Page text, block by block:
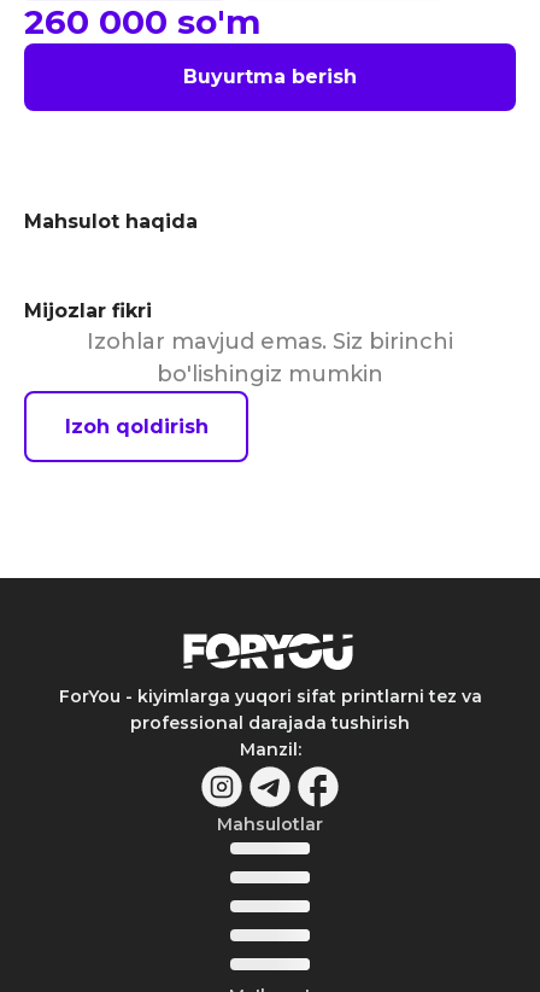
260 000 so'm
Buyurtma berish
Mahsulot haqida
Mijozlar fikri
Izohlar mavjud emas. Siz birinchi
bo'lishingiz mumkin
Izoh qoldirish
ForYou - kiyimlarga yuqori sifat printlarni tez va
professional darajada tushirish
Manzil:
Mahsulotlar